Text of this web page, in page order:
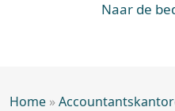
Naar de
Home »